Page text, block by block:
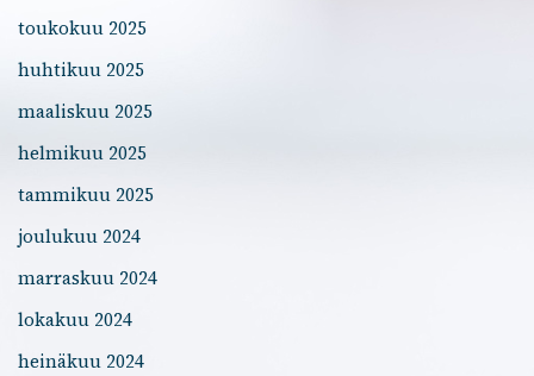
toukokuu 2025
huhtikuu 2025
maaliskuu 2025
helmikuu 2025
tammikuu 2025
joulukuu 2024
marraskuu 2024
lokakuu 2024
heinäkuu 2024